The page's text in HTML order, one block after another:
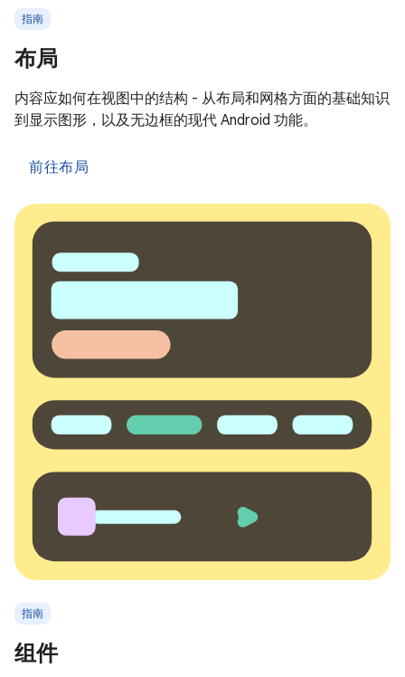
指南
布局
内容应如何在视图中的结构 - 从布局和网格方面的基础知识
到显示图形，以及无边框的现代 Android 功能。
前往布局
指南
组件